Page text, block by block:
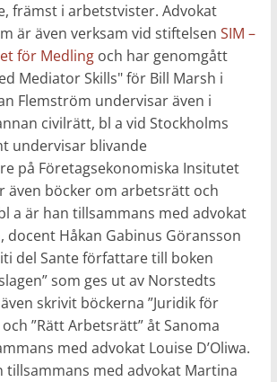
främst i arbetstvister. Advokat
är även verksam vid stiftelsen SIM –
för Medlingoch har genomgått
Mediator Skills" för Bill Marsh i
Flemström undervisar även i
civilrätt, bl a vid Stockholms
undervisar blivande
på Företagsekonomiska Insitutet
även böcker om arbetsrätt och
a är han tillsammans med advokat
docent Håkan Gabinus Göransson
del Sante författare till boken
som ges ut av Norstedts
skrivit böckerna ”Juridik för
”Rätt Arbetsrätt” åt Sanoma
med advokat Louise D’Oliwa.
tillsammans med advokat Martina